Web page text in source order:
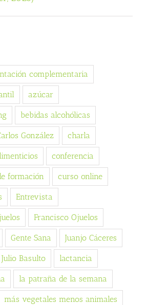
complementaria
azúcar
bebidas alcohólicas
González charla
conferencia
formación curso online
Entrevista
Francisco Ojuelos
Gente Sana Juanjo Cáceres
Julio Basulto lactancia
la patraña de la semana
más vegetales menos animales